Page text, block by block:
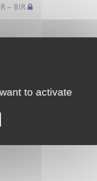
to activate
– BIR
- PPL(A/H) - SPL
d'une QC/QT/IR